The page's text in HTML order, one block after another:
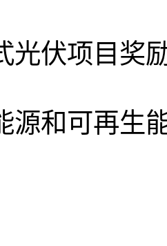
光伏项目奖
源和可再生